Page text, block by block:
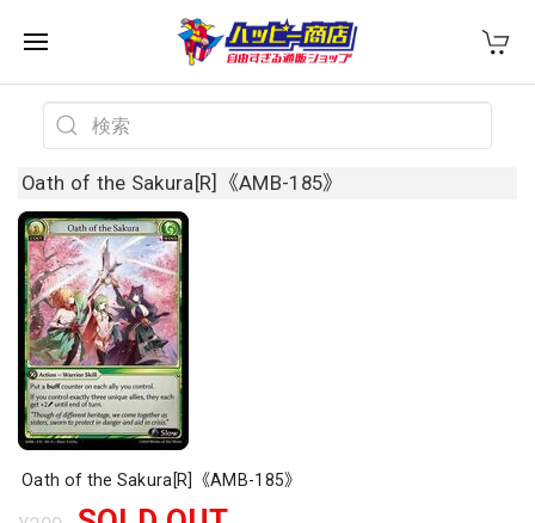
Oath of the Sakura[R]《AMB-185》
Oath of the Sakura[R]《AMB-185》